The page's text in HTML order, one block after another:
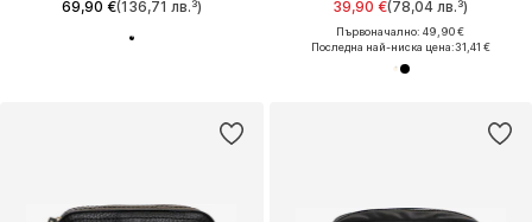
69,90 €(136,71 лв.³) 39,90 €(78,04 лв.³)
Първоначално: 49,90 €
Последна най-ниска цена:31,41 €